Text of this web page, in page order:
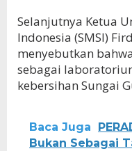
Selanjutnya Ketua
Indonesia (SMSI)
menyebutkan
sebagai
kebersihan Sungai
Baca Juga
Bukan Sebagai